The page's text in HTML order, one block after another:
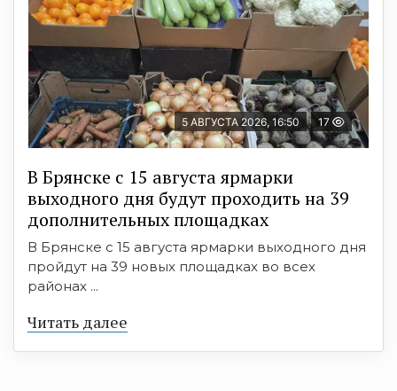
5 АВГУСТА 2026, 16:50 17
В Брянске с 15 августа ярмарки
выходного дня будут проходить на 39
дополнительных площадках
В Брянске с 15 августа ярмарки выходного дня
пройдут на 39 новых площадках во всех
районах ...
Читать далее